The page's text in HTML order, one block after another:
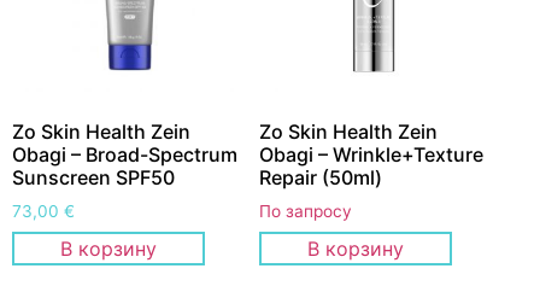
Zo Skin Health Zein
Obagi – Broad-Spectrum
Sunscreen SPF50
73,00 €
В корзину
Zo Skin Health Zein
Obagi – Wrinkle+Texture
Repair (50ml)
По запросу
В корзину